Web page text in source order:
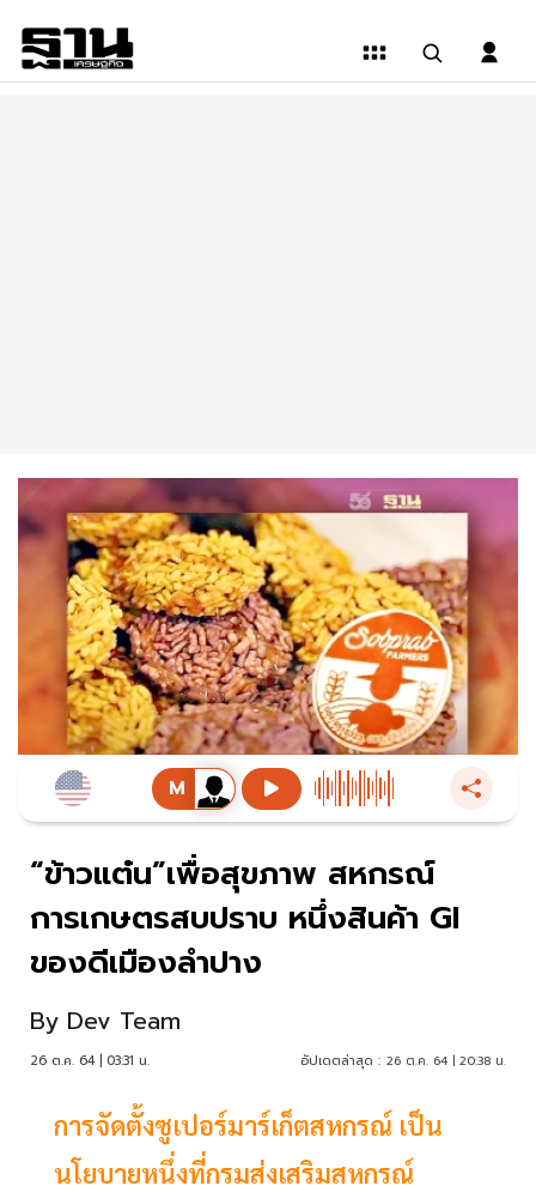
“ข้าวแต๋น”เพื่อสุขภาพ สหกรณ์
การเกษตรสบปราบ หนึ่งสินค้า GI
ของดีเมืองลำปาง
By Dev Team
26 ต.ค. 64 | 03:31 น. อัปเดตล่าสุด : 26 ต.ค. 64 | 20:38 น.
การจัดตั้งซูเปอร์มาร์เก็ตสหกรณ์ เป็น
นโยบายหนึ่งที่กรมส่งเสริมสหกรณ์